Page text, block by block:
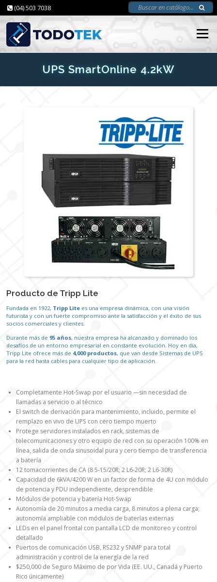
contenido
(04) 503 7038
UPS SmartOnline 4.2kW
Producto de Tripp Lite
Fundada en 1922, Tripp Lite es una empresa dinámica, con una visión
futurista y con un fuerte compromiso ante la satisfacción y el éxito de sus
socios comerciales y clientes.
Durante más de 95 años, nuestra empresa ha alcanzado y dominado los
desafíos de un entorno empresarial en constante evolución. Hoy en día,
Tripp Lite ofrece más de 4,000 productos, que van desde Sistemas de UPS
para la red hasta cables para cualquier tipo de aplicación.
Completamente Hot-Swap por el usuario —sin necesidad de
llamadas a servicio o al técnico
El switch de derivación para mantenimiento, incluido, permite el
remplazo en vivo de UPS con cero tiempo muerto
Protege servidores instalados en rack, sistemas de
telecomunicaciones y otro equipo de red con su operación 100% en
línea, salida de onda sinusoidal pura y cero tiempo de transferencia
a batería
12 tomacorrientes de CA (8 5-15/20R; 2 L6-20R; 2 L6-30R)
Capacidad de 6kVA/4200 W en un factor de forma de 4U con módulo
de potencia y PDU independiente, desprendible
Módulos de potencia y batería Hot-Swap
Autonomía de 20 minutos a media carga, 8 minutos a plena carga;
autonomía ampliable con módulos de baterías externas
LEDs en el panel frontal con pantalla LCD de monitoreo y control
detallado
Puertos de comunicación USB, RS232 y SNMP para total
administración y control de la energía de la red
$250,000 de Seguro Máximo de por Vida (EE. UU., Canadá y Puerto
Rico únicamente)